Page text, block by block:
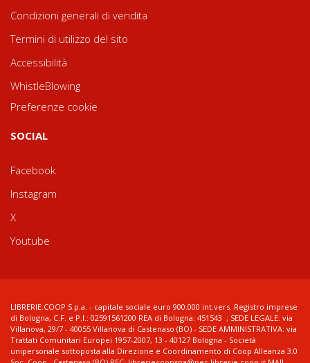
Condizioni generali di vendita
Termini di utilizzo del sito
Accessibilità
WhistleBlowing
Preferenze cookie
SOCIAL
Facebook
Instagram
X
Youtube
LIBRERIE.COOP S.p.a. - capitale sociale euro 900.000 int.vers. Registro imprese
di Bologna, C.F. e P.I.: 02591561200 REA di Bologna: 451543 ; SEDE LEGALE: via
Villanova, 29/7 - 40055 Villanova di Castenaso (BO) - SEDE AMMINISTRATIVA: via
Trattati Comunitari Europei 1957-2007, 13 - 40127 Bologna - Società
unipersonale sottoposta alla Direzione e Coordinamento di Coop Alleanza 3.0